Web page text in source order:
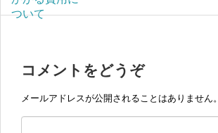
コメントをどうぞ
メールアドレスが公開されることはありません。